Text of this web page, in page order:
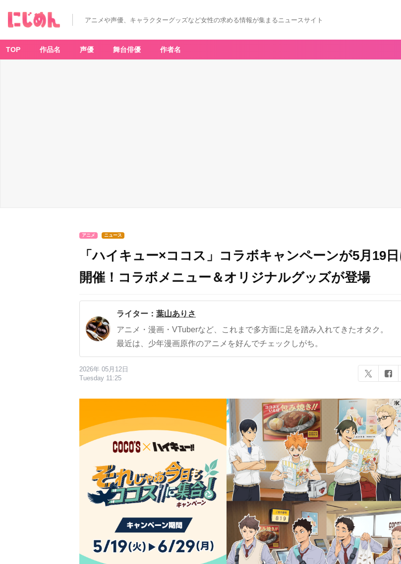
アニメや声優、キャラクターグッズなど女性の求める情報が集まるニュースサイト
TOP 作品名 声優 舞台俳優 作者名
アニメ ニュース
「ハイキュー×ココス」コラボキャンペーンが5月19
開催！コラボメニュー＆オリジナルグッズが登場
ライター： 葉山ありさ
アニメ・漫画・VTuberなど、これまで多方面に足を踏み入れてきたオタク。
最近は、少年漫画原作のアニメを好んでチェックしがち。
2026年 05月12日
Tuesday 11:25